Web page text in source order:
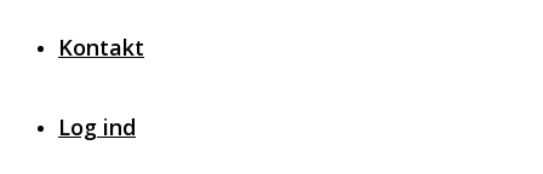
Kontakt
Log ind